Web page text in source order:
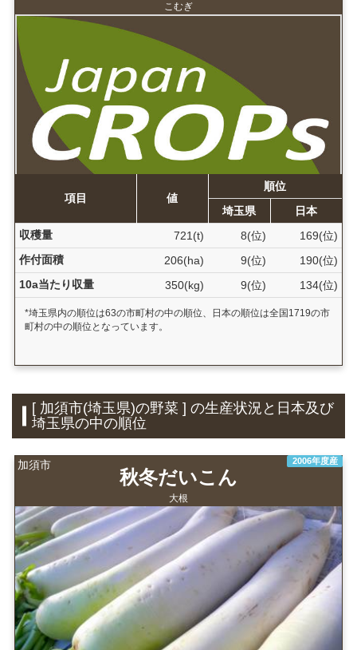
こむぎ
項目 値
順位
埼玉県
日本
収穫量
721(t) 8(位)
169(位)
作付面積
206(ha) 9(位)
190(位)
10a当たり収量
350(kg) 9(位) 134(位)
*埼玉県内の順位は63の市町村の中の順位、日本の順位は全国1719の市
町村の中の順位となっています。
[ 加須市(埼玉県)の野菜 ] の生産状況と日本及び
埼玉県の中の順位
加須市 2006年度産
秋冬だいこん
大根